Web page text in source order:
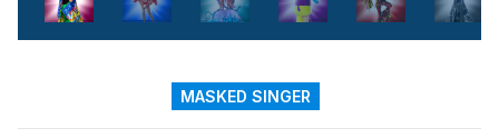
MASKED SINGER